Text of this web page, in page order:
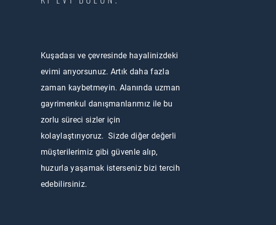
Kuşadası ve çevresinde hayalinizdeki
evimi arıyorsunuz. Artık daha fazla
zaman kaybetmeyin. Alanında uzman
gayrimenkul danışmanlarımız ile bu
zorlu süreci sizler için
kolaylaştırıyoruz. Sizde diğer değerli
müşterilerimiz gibi güvenle alıp,
huzurla yaşamak isterseniz bizi tercih
edebilirsiniz.